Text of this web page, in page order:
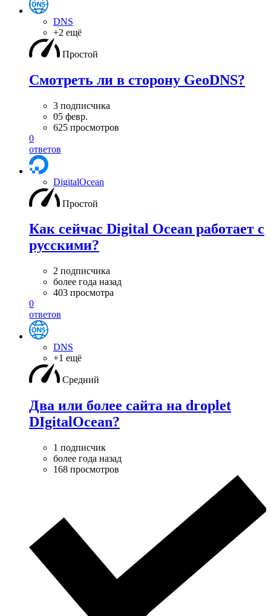
DNS
+2 ещё
Простой
Смотреть ли в сторону GeoDNS?
3 подписчика
05 февр.
625 просмотров
0
ответов
DigitalOcean
Простой
Как сейчас Digital Ocean работает с
русскими?
2 подписчика
более года назад
403 просмотра
0
ответов
DNS
+1 ещё
Средний
Два или более сайта на droplet
DIgitalOcean?
1 подписчик
более года назад
168 просмотров